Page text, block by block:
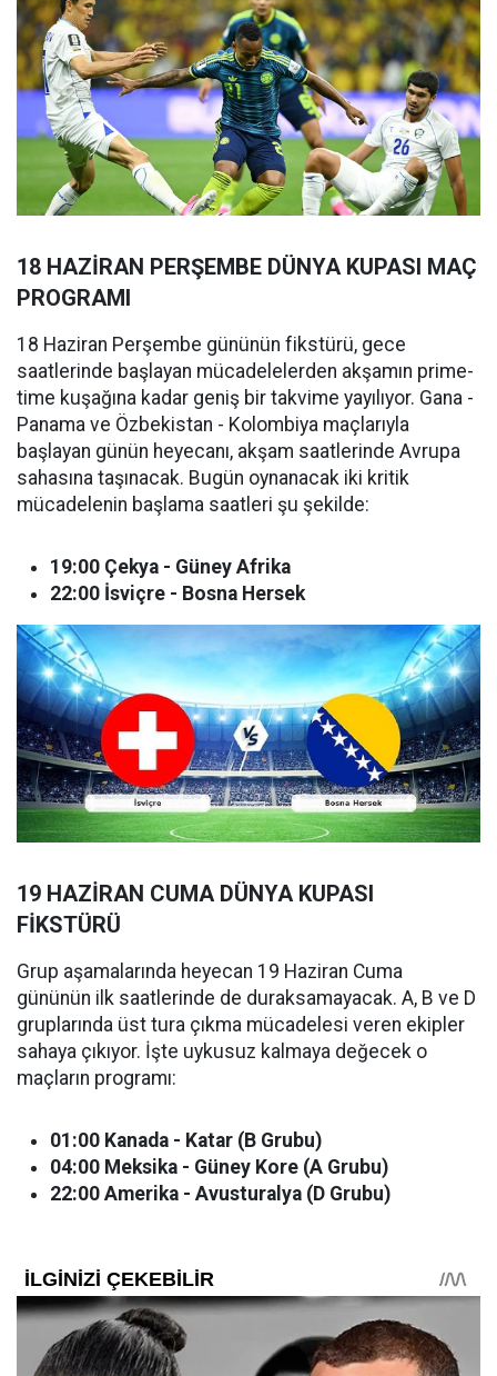
18 HAZİRAN PERŞEMBE DÜNYA KUPASI MAÇ
PROGRAMI
18 Haziran Perşembe gününün fikstürü, gece
saatlerinde başlayan mücadelelerden akşamın prime-
time kuşağına kadar geniş bir takvime yayılıyor. Gana -
Panama ve Özbekistan - Kolombiya maçlarıyla
başlayan günün heyecanı, akşam saatlerinde Avrupa
sahasına taşınacak. Bugün oynanacak iki kritik
mücadelenin başlama saatleri şu şekilde:
19:00 Çekya - Güney Afrika
22:00 İsviçre - Bosna Hersek
19 HAZİRAN CUMA DÜNYA KUPASI
FİKSTÜRÜ
Grup aşamalarında heyecan 19 Haziran Cuma
gününün ilk saatlerinde de duraksamayacak. A, B ve D
gruplarında üst tura çıkma mücadelesi veren ekipler
sahaya çıkıyor. İşte uykusuz kalmaya değecek o
maçların programı:
01:00 Kanada - Katar (B Grubu)
04:00 Meksika - Güney Kore (A Grubu)
22:00 Amerika - Avusturalya (D Grubu)